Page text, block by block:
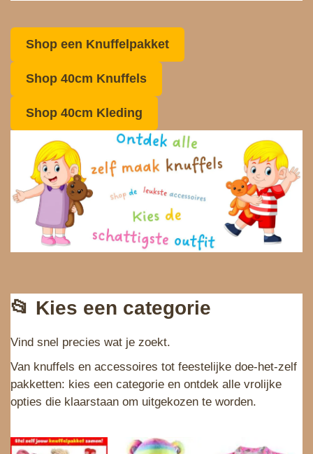
Shop een Knuffelpakket
Shop 40cm Knuffels
Shop 40cm Kleding
📂 Kies een categorie
Vind snel precies wat je zoekt.
Van knuffels en accessoires tot feestelijke doe‑het‑zelf
pakketten: kies een categorie en ontdek alle vrolijke
opties die klaarstaan om uitgekozen te worden.